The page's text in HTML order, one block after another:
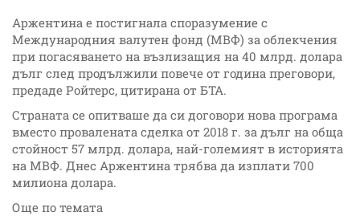
Аржентина е постигнала споразумение с
Международния валутен фонд (МВФ) за облекчения
при погасяването на възлизащия на 40 млрд. долара
дълг след продължили повече от година преговори,
предаде Ройтерс, цитирана от БТА.
Страната се опитваше да си договори нова програма
вместо провалената сделка от 2018 г. за дълг на обща
стойност 57 млрд. долара, най-големият в историята
на МВФ. Днес Аржентина трябва да изплати 700
милиона долара.
Още по темата